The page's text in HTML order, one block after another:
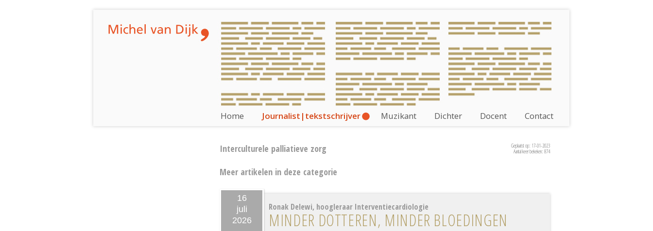
Home Journalist|tekstschrijver Muzikant Dichter Docent Contact
Interculturele palliatieve zorg
Geplaatst op: 17-01-2023
Aantal keer bekeken: 874
Meer artikelen in deze categorie
16
juli
2026
Ronak Delewi, hoogleraar Interventiecardiologie
MINDER DOTTEREN, MINDER BLOEDINGEN